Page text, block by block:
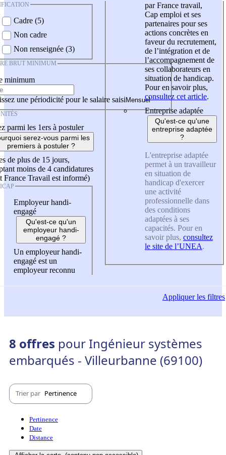
Cadre (5)
Non cadre
Non renseignée (3)
BRUT MINIMUM
minimum
une périodicité pour le salaire saisi
parmi les 1ers à postuler
serez-vous parmi les
premiers à postuler ?
de plus de 15 jours,
moins de 4 candidatures
France Travail est informé)
Employeur handi-
engagé
Qu'est-ce qu'un
employeur handi-
engagé ?
Un employeur handi-
engagé est un
employeur reconnu
par France travail,
Cap emploi et ses
partenaires pour ses
actions concrètes en
faveur du recrutement,
de l’intégration et de
l’accompagnement de
ses collaborateurs en
situation de handicap.
Pour en savoir plus,
consultez cet article.
Entreprise adaptée
Qu'est-ce qu'une
entreprise adaptée
?
L'entreprise adaptée
permet à un travailleur
en situation de
handicap d'exercer
une activité
professionnelle dans
des conditions
adaptées à ses
capacités. Pour en
savoir plus, consultez
le site de l’UNEA.
Appliquerles filtres
8 offres pour Ingénieur systèmes
embarqués - Villeurbanne (69100)
Trier par Pertinence
Pertinence
Date
Distance